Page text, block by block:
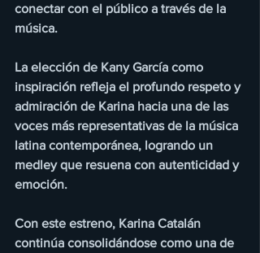
conectar con el público a través de la
música.
La elección de Kany García como
inspiración refleja el profundo respeto y
admiración de Karina hacia una de las
voces más representativas de la música
latina contemporánea, logrando un
medley que resuena con autenticidad y
emoción.
Con este estreno, Karina Catalán
continúa consolidándose como una de